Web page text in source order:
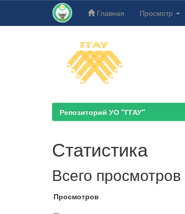
Главная Просмотр
Репозиторий УО "ГГАУ"
Статистика
Всего просмотров
Просмотров